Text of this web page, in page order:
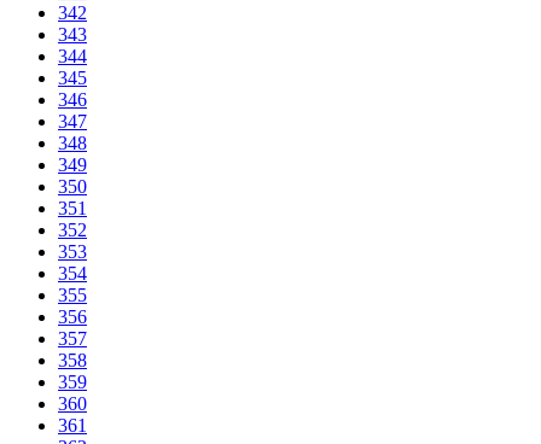
342
343
344
345
346
347
348
349
350
351
352
353
354
355
356
357
358
359
360
361